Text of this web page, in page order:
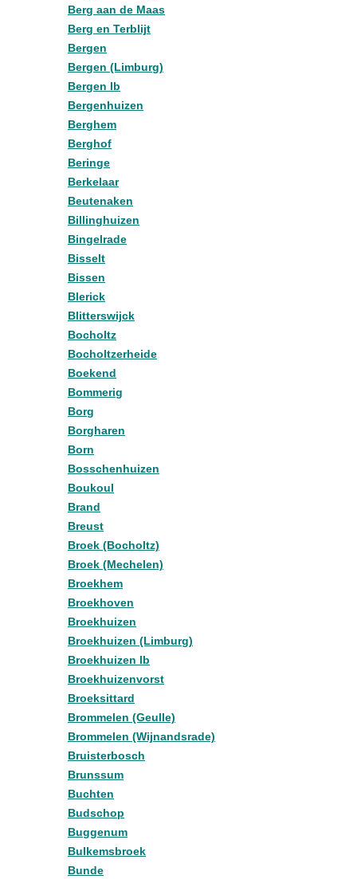
Berg aan de Maas
Berg en Terblijt
Bergen
Bergen (Limburg)
Bergen lb
Bergenhuizen
Berghem
Berghof
Beringe
Berkelaar
Beutenaken
Billinghuizen
Bingelrade
Bisselt
Bissen
Blerick
Blitterswijck
Bocholtz
Bocholtzerheide
Boekend
Bommerig
Borg
Borgharen
Born
Bosschenhuizen
Boukoul
Brand
Breust
Broek (Bocholtz)
Broek (Mechelen)
Broekhem
Broekhoven
Broekhuizen
Broekhuizen (Limburg)
Broekhuizen lb
Broekhuizenvorst
Broeksittard
Brommelen (Geulle)
Brommelen (Wijnandsrade)
Bruisterbosch
Brunssum
Buchten
Budschop
Buggenum
Bulkemsbroek
Bunde